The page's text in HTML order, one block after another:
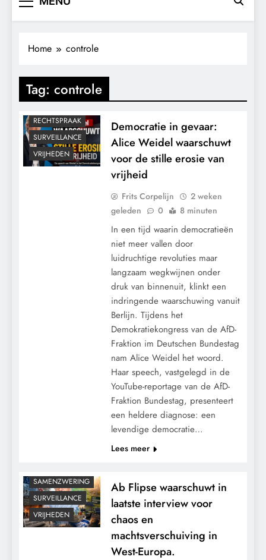
Home controle
Tag: controle
CENSUUR
GEOPOLITIEK
MACHT
POLITIEK
RECHTSPRAAK
SURVEILLANCE
VRIJHEDEN
Democratie in gevaar:
Alice Weidel waarschuwt
voor de stille erosie van
vrijheid
Frits Corpelijn
2 weken
geleden
0 8 minuten
In een tijd waarin democratieën
niet meer vallen door
luidruchtige revoluties maar
langzaam wegkwijnen onder
druk van binnenuit, klinkt een
indringende waarschuwing vanuit
Berlijn. Tijdens het
Demokratiekongress van de AfD-
Fraktion im Deutschen Bundestag
nam Alice Weidel het woord.
Haar speech, vastgelegd in de
YouTube-reportage van de AfD-
Fraktion Bundestag, presenteert
een heldere diagnose: een
levendige democratie…
Lees meer
SAMENZWERING
SURVEILLANCE
VRIJHEDEN
Ab Flipse waarschuwt in
laatste interview voor
chaos en
machtsverschuiving in
West-Europa.